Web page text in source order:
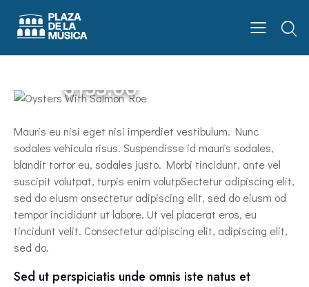
$155.00
Mauris eu nisi eget nisi imperdiet vestibulum. Nunc
sodales vehicula risus. Suspendisse id mauris sodales,
blandit tortor eu, sodales justo. Morbi tincidunt, ante vel
suscipit volutpat, turpis enim volutpSectetur adipiscing elit,
sed do eiusm onsectetur adipiscing elit, sed do eiusm od
tempor incididunt ut labore. Ut vel placerat eros, eu
tincidunt velit. Consectetur adipiscing elit, adipiscing elit,
sed do.
Sed ut perspiciatis unde omnis iste natus et